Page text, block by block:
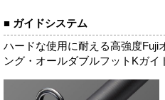
■ ガイドシステム
ハードな使用に耐える高強度Fuji
ング・オールダブルフットKガイ